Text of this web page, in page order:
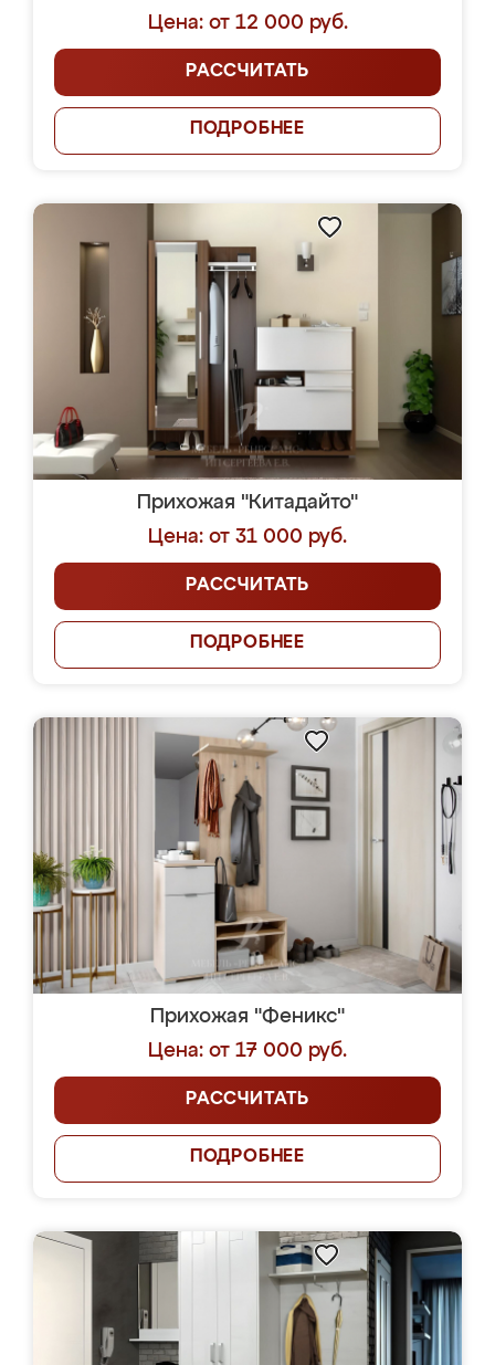
Цена: от 12 000 руб.
РАССЧИТАТЬ
ПОДРОБНЕЕ
Прихожая "Китадайто"
Цена: от 31 000 руб.
РАССЧИТАТЬ
ПОДРОБНЕЕ
Прихожая "Феникс"
Цена: от 17 000 руб.
РАССЧИТАТЬ
ПОДРОБНЕЕ